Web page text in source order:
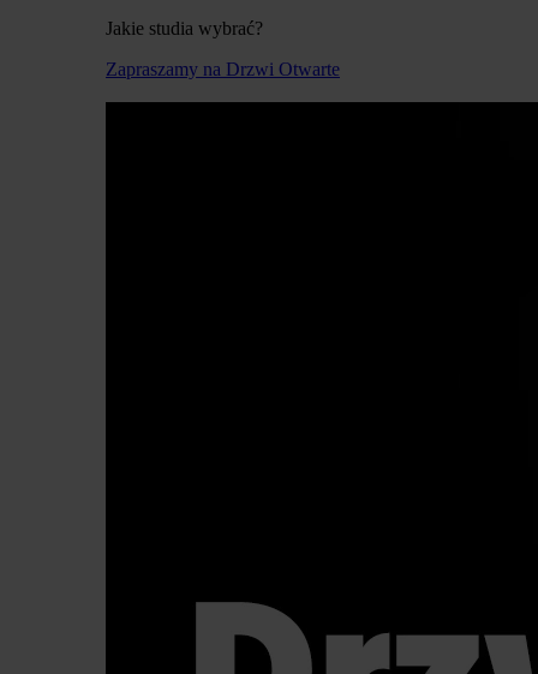
Jakie studia wybrać?
Zapraszamy na Drzwi Otwarte